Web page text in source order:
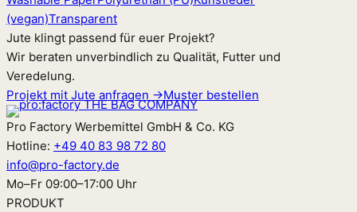
(vegan)Transparent
Jute klingt passend für euer Projekt?
Wir beraten unverbindlich zu Qualität, Futter und
Veredelung.
Projekt mit Jute anfragen →Muster bestellen
Pro Factory Werbemittel GmbH & Co. KG
Hotline: +49 40 83 98 72 80
info@pro-factory.de
Mo–Fr 09:00–17:00 Uhr
PRODUKT